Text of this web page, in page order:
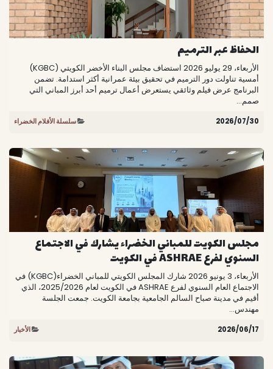
الحفاظ عبر الترميم
الأربعاء، 29 يوليو 2026 استضاف مجلس البناء الأخضر الكويتي (KGBC)
أمسية تناولت دور الترميم في تحقيق بيئة عمرانية أكثر استدامة. تضمن
البرنامج عرض فيلم وثائقي يستعرض أعمال ترميم أحد أبرز المباني التي
صمم...
30‏/07‏/2026 سلسلة الأفلام الخضراء
مجلس الكويت للمباني الخضراء يشارك في الاجتماع
السنوي لفرع ASHRAE في الكويت
الأربعاء، 3 يونيو 2026 شارك المجلس الكويتي للمباني الخضراء(KGBC) في
الاجتماع العام السنوي لفرع ASHRAE في الكويت لعام 2025/2026، الذي
أقيم في مدينة صباح السالم الجامعية بجامعة الكويت. جمعت الجلسة
مهندس...
17‏/06‏/2026 الأخبار